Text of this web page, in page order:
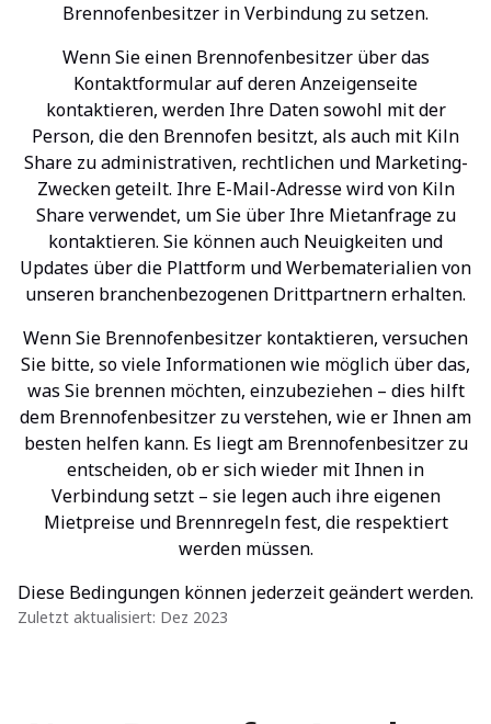
Brennofenbesitzer in Verbindung zu setzen.
Wenn Sie einen Brennofenbesitzer über das
Kontaktformular auf deren Anzeigenseite
kontaktieren, werden Ihre Daten sowohl mit der
Person, die den Brennofen besitzt, als auch mit Kiln
Share zu administrativen, rechtlichen und Marketing-
Zwecken geteilt. Ihre E-Mail-Adresse wird von Kiln
Share verwendet, um Sie über Ihre Mietanfrage zu
kontaktieren. Sie können auch Neuigkeiten und
Updates über die Plattform und Werbematerialien von
unseren branchenbezogenen Drittpartnern erhalten.
Wenn Sie Brennofenbesitzer kontaktieren, versuchen
Sie bitte, so viele Informationen wie möglich über das,
was Sie brennen möchten, einzubeziehen – dies hilft
dem Brennofenbesitzer zu verstehen, wie er Ihnen am
besten helfen kann. Es liegt am Brennofenbesitzer zu
entscheiden, ob er sich wieder mit Ihnen in
Verbindung setzt – sie legen auch ihre eigenen
Mietpreise und Brennregeln fest, die respektiert
werden müssen.
Diese Bedingungen können jederzeit geändert werden.
Zuletzt aktualisiert: Dez 2023